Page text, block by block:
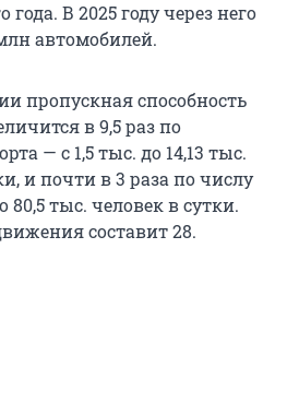
В 2025 году через него
автомобилей.
пропускная способность
в 9,5 раз по
— с 1,5 тыс. до 14,13 тыс.
и почти в 3 раза по числу
тыс. человек в сутки.
составит 28.